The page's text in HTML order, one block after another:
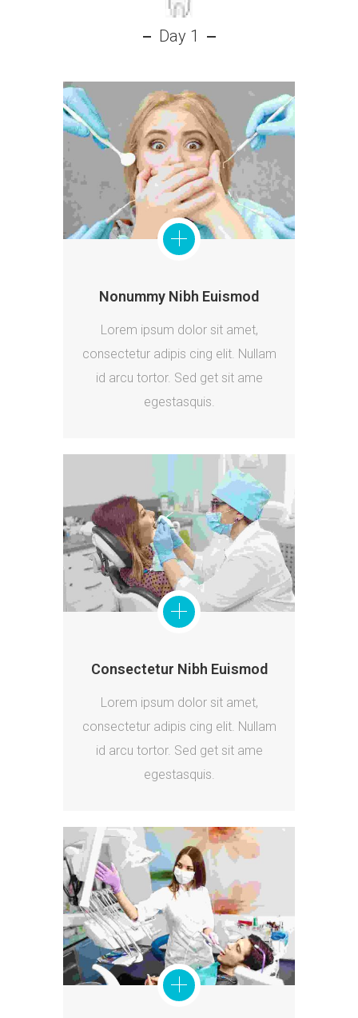
Day 1
Nonummy Nibh Euismod
Lorem ipsum dolor sit amet,
consectetur adipis cing elit. Nullam
id arcu tortor. Sed get sit ame
egestasquis.
Consectetur Nibh Euismod
Lorem ipsum dolor sit amet,
consectetur adipis cing elit. Nullam
id arcu tortor. Sed get sit ame
egestasquis.